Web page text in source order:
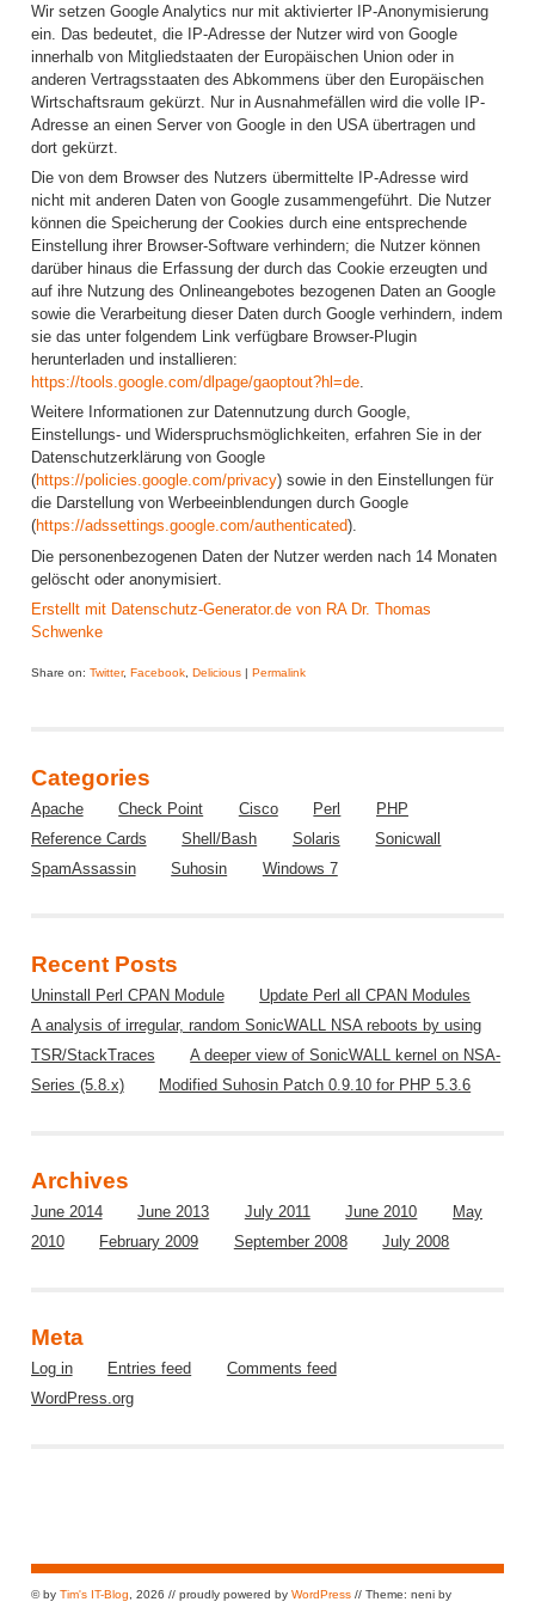
Wir setzen Google Analytics nur mit aktivierter IP-Anonymisierung
ein. Das bedeutet, die IP-Adresse der Nutzer wird von Google
innerhalb von Mitgliedstaaten der Europäischen Union oder in
anderen Vertragsstaaten des Abkommens über den Europäischen
Wirtschaftsraum gekürzt. Nur in Ausnahmefällen wird die volle IP-
Adresse an einen Server von Google in den USA übertragen und
dort gekürzt.
Die von dem Browser des Nutzers übermittelte IP-Adresse wird
nicht mit anderen Daten von Google zusammengeführt. Die Nutzer
können die Speicherung der Cookies durch eine entsprechende
Einstellung ihrer Browser-Software verhindern; die Nutzer können
darüber hinaus die Erfassung der durch das Cookie erzeugten und
auf ihre Nutzung des Onlineangebotes bezogenen Daten an Google
sowie die Verarbeitung dieser Daten durch Google verhindern, indem
sie das unter folgendem Link verfügbare Browser-Plugin
herunterladen und installieren:
https://tools.google.com/dlpage/gaoptout?hl=de.
Weitere Informationen zur Datennutzung durch Google,
Einstellungs- und Widerspruchsmöglichkeiten, erfahren Sie in der
Datenschutzerklärung von Google
(https://policies.google.com/privacy) sowie in den Einstellungen für
die Darstellung von Werbeeinblendungen durch Google
(https://adssettings.google.com/authenticated).
Die personenbezogenen Daten der Nutzer werden nach 14 Monaten
gelöscht oder anonymisiert.
Erstellt mit Datenschutz-Generator.de von RA Dr. Thomas
Schwenke
Share on: Twitter, Facebook, Delicious| Permalink
Categories
Apache Check Point Cisco Perl
PHP
Reference Cards
Shell/Bash Solaris
Sonicwall
SpamAssassin
Suhosin Windows 7
Recent Posts
Uninstall Perl CPAN Module
Update Perl all CPAN Modules
A analysis of irregular, random SonicWALL NSA reboots by using
TSR/StackTraces
A deeper view of SonicWALL kernel on NSA-
Series (5.8.x)
Modified Suhosin Patch 0.9.10 for PHP 5.3.6
Archives
June 2014 June 2013 July 2011 June 2010
May
2010
February 2009 September 2008 July 2008
Meta
Log in Entries feed
Comments feed
WordPress.org
© by Tim's IT-Blog, 2026 // proudly powered by WordPress// Theme: neni by